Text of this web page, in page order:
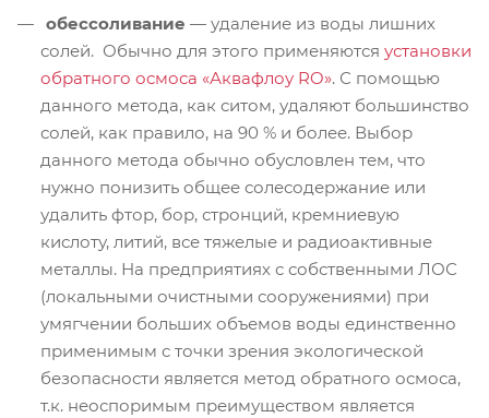
обессоливание — удаление из воды лишних
солей. Обычно для этого применяются установки
обратного осмоса «Аквафлоу RO». С помощью
данного метода, как ситом, удаляют большинство
солей, как правило, на 90 % и более. Выбор
данного метода обычно обусловлен тем, что
нужно понизить общее солесодержание или
удалить фтор, бор, стронций, кремниевую
кислоту, литий, все тяжелые и радиоактивные
металлы. На предприятиях с собственными ЛОС
(локальными очистными сооружениями) при
умягчении больших объемов воды единственно
применимым с точки зрения экологической
безопасности является метод обратного осмоса,
т.к. неоспоримым преимуществом является